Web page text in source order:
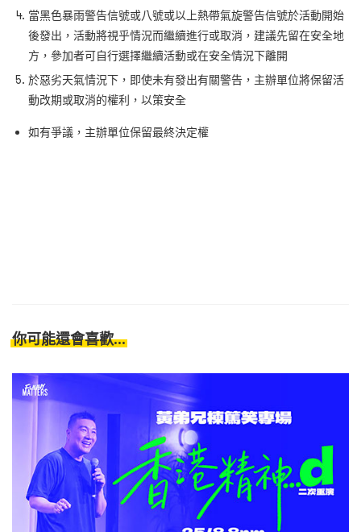
當黑色暴雨警告信號或八號或以上熱帶氣旋警告信號於活動開始
後發出，活動將視乎情況而繼續進行或取消，建議先留在安全地
方，參加者可自行選擇繼續活動或在安全情況下離開
於惡劣天氣情況下，即使未有發出有關警告，主辦單位將保留活
動改期或取消的權利，以策安全
如有爭議，主辦單位保留最終決定權
你可能還會喜歡...